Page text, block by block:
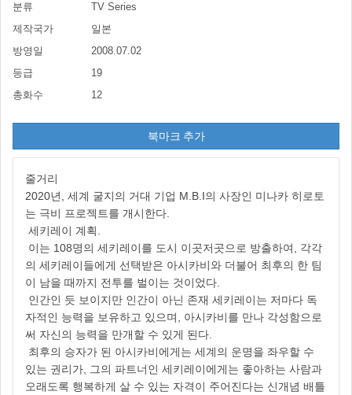
분류
TV Series
제작국가
일본
방영일
2008.07.02
등급
19
총화수
12
북마크 추가
줄거리
2020년, 세계 굴지의 거대 기업 M.B.I의 사장인 미나카 히로토
는 극비 프로젝트를 개시한다.
세키레이 계획.
이는 108명의 세키레이를 도시 이곳저곳으로 방출하여, 각각
의 세키레이들에게 선택받은 아시카비와 더불어 최후의 한 팀
이 남을 때까지 전투를 벌이는 것이었다.
인간인 듯 보이지만 인간이 아닌 존재 세키레이는 저마다 독
자적인 능력을 보유하고 있으며, 아시카비를 만나 각성함으로
써 자신의 능력을 만개할 수 있게 된다.
최후의 승자가 된 아시카비에게는 세계의 운명을 좌우할 수
있는 권리가, 그의 파트너인 세키레이에게는 좋아하는 사람과
오래도록 행복하게 살 수 있는 자격이 주어진다는 신개념 배틀